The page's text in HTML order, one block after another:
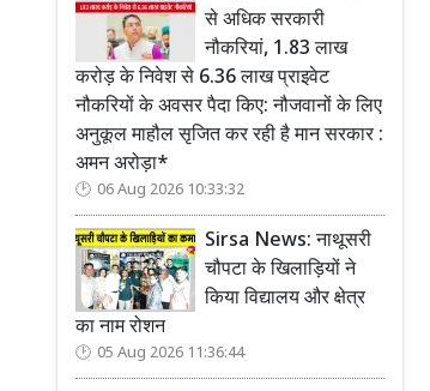
से अधिक सरकारी
नौकरियां, 1.83 लाख
करोड़ के निवेश से 6.36 लाख प्राइवेट
नौकरियों के अवसर पैदा किए: नौजवानों के लिए
अनुकूल माहौल सृजित कर रही है मान सरकार :
अमन अरोड़ा*
06 Aug 2026 10:33:32
Sirsa News: नाथूसरी
चौपटा के खिलाड़ियों ने
किया विद्यालय और क्षेत्र
का नाम रोशन
05 Aug 2026 11:36:44